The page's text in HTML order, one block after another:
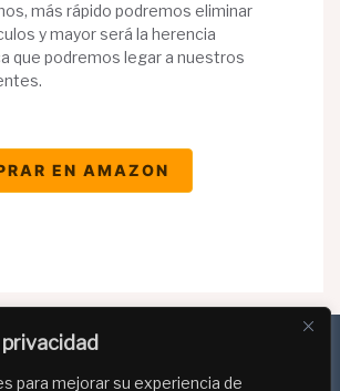
para mejorar su experiencia de
más rápido podremos eliminar
y mayor será la herencia
que podremos legar a nuestros
EN AMAZON